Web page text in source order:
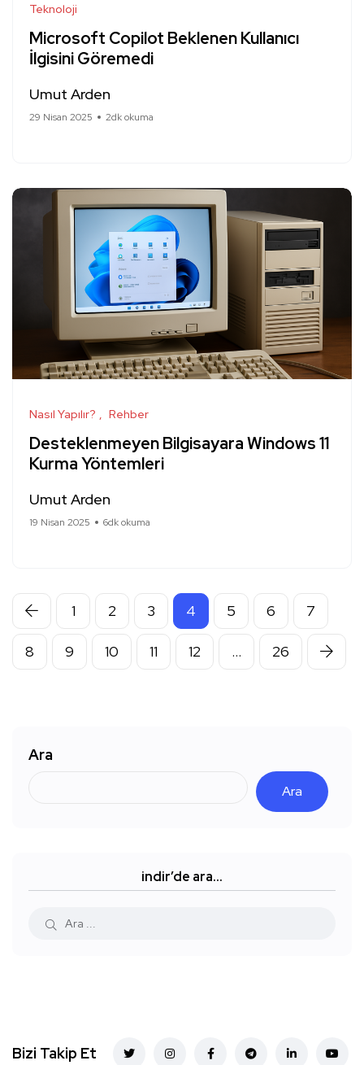
Teknoloji
Microsoft Copilot Beklenen Kullanıcı
İlgisini Göremedi
Umut Arden
29 Nisan 2025 2dk okuma
Nasıl Yapılır? Rehber
Desteklenmeyen Bilgisayara Windows 11
Kurma Yöntemleri
Umut Arden
19 Nisan 2025 6dk okuma
1 2 3 4 5 6 7
8 9 10 11 12 … 26
Ara
Ara
indir’de ara…
Bizi Takip Et